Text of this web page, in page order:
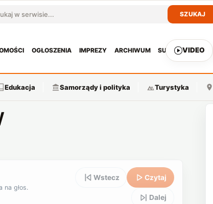
w serwisie
SZUKAJ
OGŁOSZENIA IMPREZY ARCHIWUM SUBSKRYPCJA
VIDEO
Edukacja Samorządy i polityka Turystyka
na głos.
Wstecz Czytaj
Dalej